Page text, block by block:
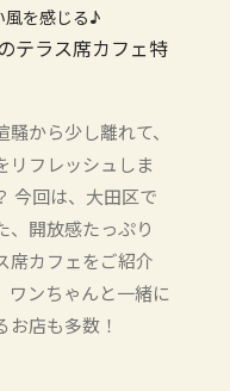
風を感じる♪
テラス席カフェ特
騒から少し離れて、
リフレッシュしま
今回は、大田区で
、開放感たっぷり
席カフェをご紹介
ワンちゃんと一緒に
お店も多数！